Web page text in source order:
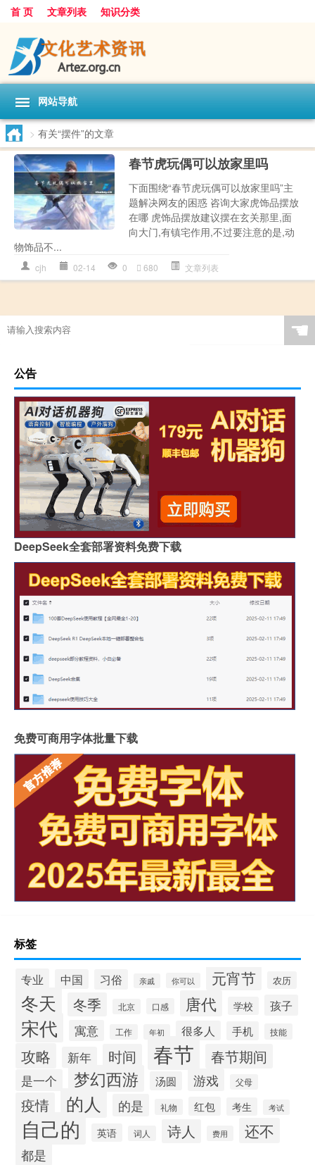
首 页 文章列表 知识分类
网站导航
> 有关“摆件”的文章
春节虎玩偶可以放家里吗
下面围绕“春节虎玩偶可以放家里吗”主
题解决网友的困惑 咨询大家虎饰品摆放
在哪 虎饰品摆放建议摆在玄关那里,面
向大门,有镇宅作用,不过要注意的是,动
物饰品不...
cjh 02-14 0 680 文章列表
☚
公告
DeepSeek全套部署资料免费下载
免费可商用字体批量下载
标签
专业 中国 习俗 亲戚 你可以 元宵节 农历
冬天 冬季 北京 口感 唐代 学校 孩子
宋代 寓意 工作 年初 很多人 手机 技能
攻略 新年 时间 春节 春节期间
是一个 梦幻西游 汤圆 游戏 父母
疫情 的人 的是 礼物 红包 考生 考试
自己的 英语 词人 诗人 费用 还不
都是